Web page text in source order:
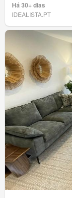
Há 30+ dias
IDEALISTA.PT